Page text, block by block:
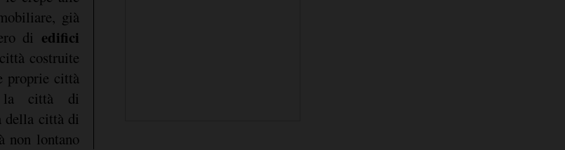
già
di edifici
costruite
proprie città
la città di
della città di
non lontano